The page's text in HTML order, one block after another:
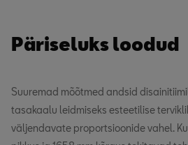
Päriseluks loodud
Suuremad mõõtmed andsid
tasakaalu leidmiseks esteetilise
väljendavate proportsioonide vahel.